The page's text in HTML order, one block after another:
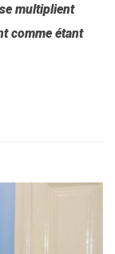
multiplient
comme étant